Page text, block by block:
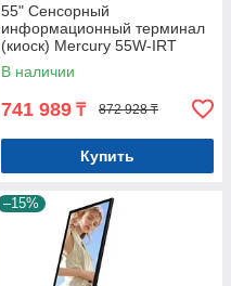
55" Сенсорный
информационный терминал
(киоск) Mercury 55W-IRT
(Windows/ сенсор) Арт.7781
В наличии
741 989 ₸ 872 928 ₸
Купить
–15%